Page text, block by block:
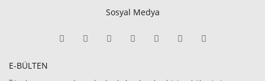
Sosyal Medya
E-BÜLTEN